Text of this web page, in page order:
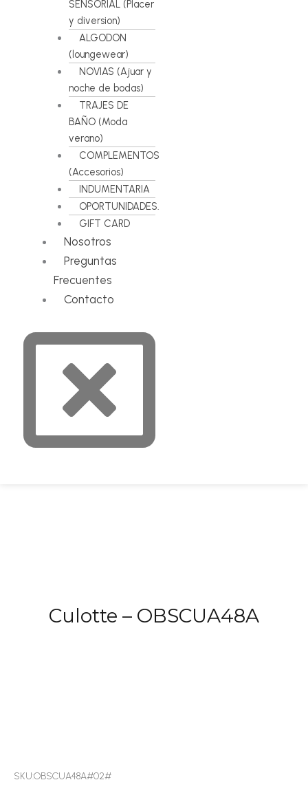
SENSORIAL (Placer
y diversion)
ALGODON
(loungewear)
NOVIAS (Ajuar y
noche de bodas)
TRAJES DE
BAÑO (Moda
verano)
COMPLEMENTOS
(Accesorios)
INDUMENTARIA
OPORTUNIDADES.
GIFT CARD
Nosotros
Preguntas
Frecuentes
Contacto
Culotte – OBSCUA48A
SKU:OBSCUA48A#02#